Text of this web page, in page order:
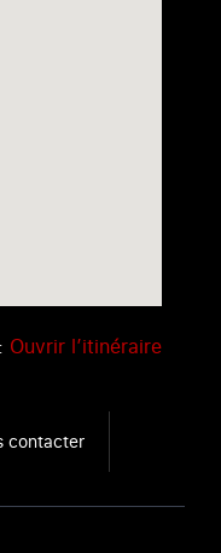
Ouvrir l’itinéraire
contacter